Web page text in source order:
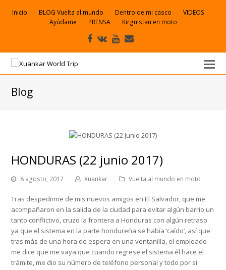
Inicio BLOG Vuelta al mundo Dentro de mi casco
VIDEOS
Ayúdame
PRENSA Kirguistan en moto
Facebook
VK Youtube
electrónico
Blog
HONDURAS (22 junio 2017)
8 agosto, 2017 Xuankar Vuelta al mundo en moto
Tras despedirme de mis nuevos amigos en El Salvador, que me
acompañaron en la salida de la ciudad para evitar algún barrio un
tanto conflictivo, cruzo la frontera a Honduras con algún retraso
ya que el sistema en la parte hondureña se había ‘caído’, así que
tras más de una hora de espera en una ventanilla, el empleado
me dice que me vaya que cuando regrese el sistema él hace el
trámite, me dio su número de teléfono personal y todo por si